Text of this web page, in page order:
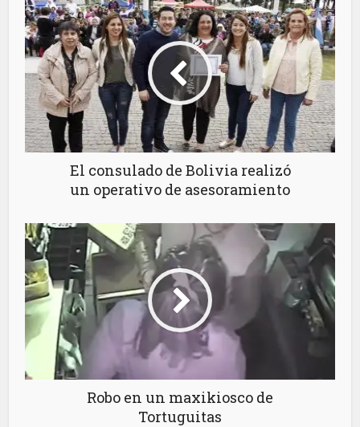
El consulado de Bolivia realizó
un operativo de asesoramiento
Robo en un maxikiosco de
Tortuguitas